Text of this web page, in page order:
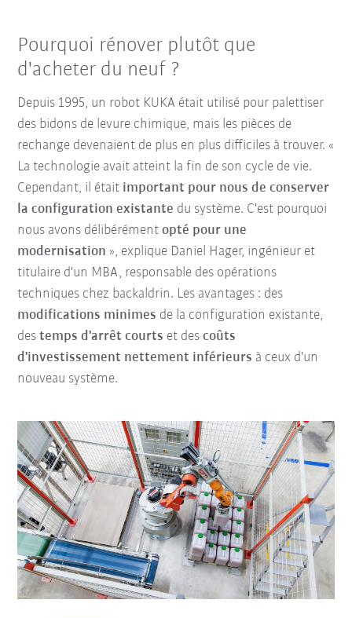
Pourquoi rénover plutôt que
d'acheter du neuf ?
Depuis 1995, un robot KUKA était utilisé pour palettiser
des bidons de levure chimique, mais les pièces de
rechange devenaient de plus en plus difficiles à trouver. «
La technologie avait atteint la fin de son cycle de vie.
Cependant, il était important pour nous de conserver
la configuration existante du système. C'est pourquoi
nous avons délibérémentopté pour une
modernisation », explique Daniel Hager, ingénieur et
titulaire d'un MBA, responsable des opérations
techniques chez backaldrin. Les avantages : des
modifications minimes de la configuration existante,
destemps d'arrêt courts et descoûts
d'investissement nettement inférieurs à ceux d'un
nouveau système.